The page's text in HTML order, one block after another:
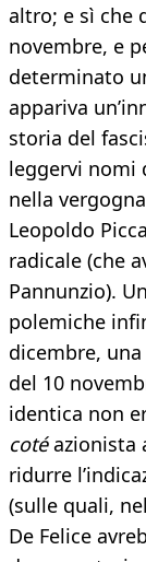
altro; e sì che
novembre, e
determinato
appariva
storia del
leggervi nomi
nella
Leopoldo
radicale (che
Pannunzio).
polemiche
dicembre,
del 10
identica non
cotéazionista
ridurre
(sulle quali,
De Felice